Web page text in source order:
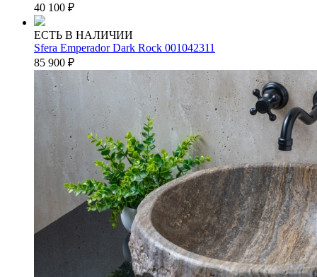
40 100 ₽
ЕСТЬ В НАЛИЧИИ
Sfera Emperador Dark Rock 001042311
85 900 ₽